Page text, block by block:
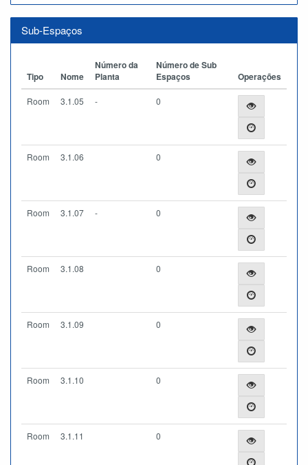
Sub-Espaços
Tipo Nome
Número da
Planta
Número de Sub
Espaços
Operações
Room 3.1.05 - 0
Room 3.1.06 0
Room 3.1.07 - 0
Room 3.1.08 0
Room 3.1.09 0
Room 3.1.10 0
Room 3.1.11 0